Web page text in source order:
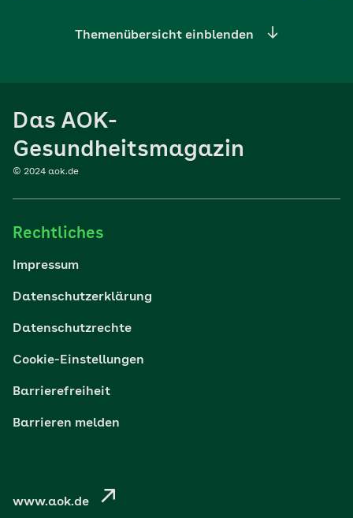
Themenübersicht einblenden
Sport
Reisen
Wohlbefinden
Digital gesund
Das AOK-
Gesundheitsmagazin
© 2024 aok.de
Rechtliches
Impressum
Datenschutzerklärung
Datenschutzrechte
Cookie-Einstellungen
Barrierefreiheit
Barrieren melden
www.aok.de